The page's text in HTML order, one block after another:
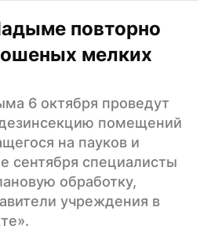
повторно
мелких
6 октября проведут
помещений
на пауков и
сентября специалисты
обработку,
учреждения в